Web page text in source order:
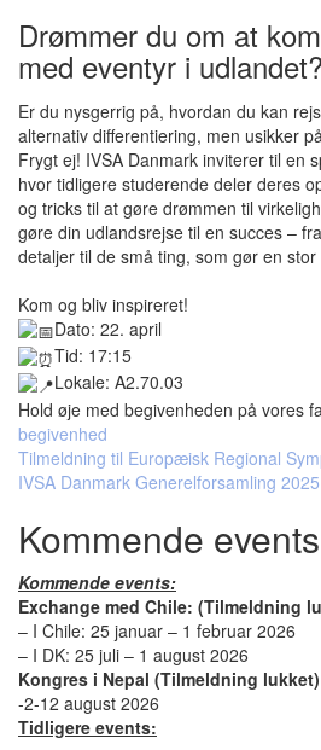
Drømmer du om at
med eventyr i udlandet?
Er du nysgerrig på, hvordan du kan
alternativ differentiering, men usikker
Frygt ej! IVSA Danmark inviterer til en
hvor tidligere studerende deler deres
og tricks til at gøre drømmen til
gøre din udlandsrejse til en succes –
detaljer til de små ting, som gør en stor
Kom og bliv inspireret!
Dato: 22. april
Tid: 17:15
Lokale: A2.70.03
Hold øje med begivenheden på vores
begivenhed
Post
navigation
Tilmeldning til Europæisk Regional
IVSA Danmark Generelforsamling 2025
Kommende events
Kommende events:
Exchange med Chile: (Tilmeldning
– I Chile: 25 januar – 1 februar 2026
– I DK: 25 juli – 1 august 2026
Kongres i Nepal (Tilmeldning lukket)
-2-12 august 2026
Tidligere events: